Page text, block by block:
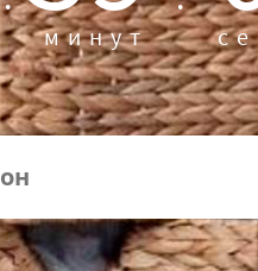
минут